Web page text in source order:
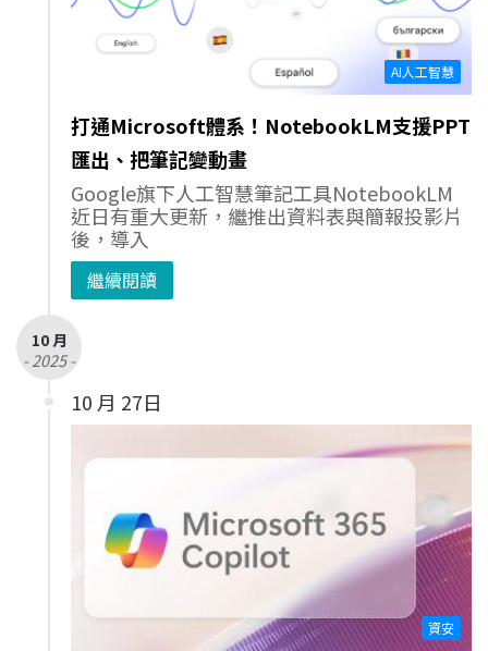
AI人工智慧
打通Microsoft體系！NotebookLM支援PPT
匯出、把筆記變動畫
Google旗下人工智慧筆記工具NotebookLM
近日有重大更新，繼推出資料表與簡報投影片
後，導入
繼續閱讀
10 月
- 2025 -
10 月 27日
資安